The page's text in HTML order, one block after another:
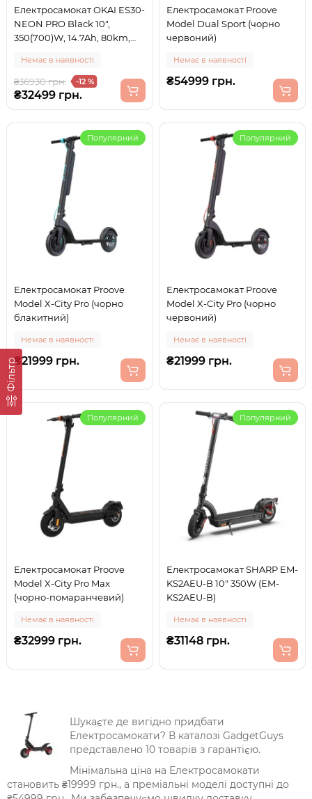
Фільтр
Електросамокат OKAI ES30-
NEON PRO Black 10",
350(700)W, 14.7Ah, 80km,
(ES30-B)
Немає в наявності
₴36930 грн. -12 %
₴32499 грн.
Електросамокат Proove
Model Dual Sport (чорно
червоний)
Немає в наявності
₴54999 грн.
Популярний
Електросамокат Proove
Model X-City Pro (чорно
блакитний)
Немає в наявності
₴21999 грн.
Популярний
Електросамокат Proove
Model X-City Pro (чорно
червоний)
Немає в наявності
₴21999 грн.
Популярний
Електросамокат Proove
Model X-City Pro Max
(чорно-помаранчевий)
Немає в наявності
₴32999 грн.
Популярний
Електросамокат SHARP EM-
KS2AEU-B 10" 350W (EM-
KS2AEU-B)
Немає в наявності
₴31148 грн.
Шукаєте де вигідно придбати
Електросамокати? В каталозі GadgetGuys
представлено 10 товарів з гарантією.
Мінімальна ціна на Електросамокати
становить ₴19999 грн., а преміальні моделі доступні до